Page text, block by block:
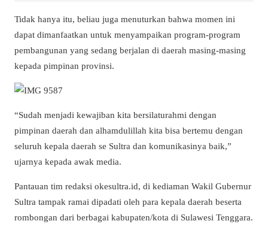
Tidak hanya itu, beliau juga menuturkan bahwa momen ini
dapat dimanfaatkan untuk menyampaikan program-program
pembangunan yang sedang berjalan di daerah masing-masing
kepada pimpinan provinsi.
“Sudah menjadi kewajiban kita bersilaturahmi dengan
pimpinan daerah dan alhamdulillah kita bisa bertemu dengan
seluruh kepala daerah se Sultra dan komunikasinya baik,”
ujarnya kepada awak media.
Pantauan tim redaksi okesultra.id, di kediaman Wakil Gubernur
Sultra tampak ramai dipadati oleh para kepala daerah beserta
rombongan dari berbagai kabupaten/kota di Sulawesi Tenggara.